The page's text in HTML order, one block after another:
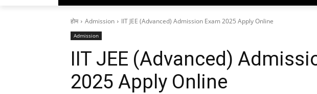
होम Admission IIT JEE (Advanced) Admission Exam 2025 Apply Online
Admission
IIT JEE (Advanced)
2025 Apply Online